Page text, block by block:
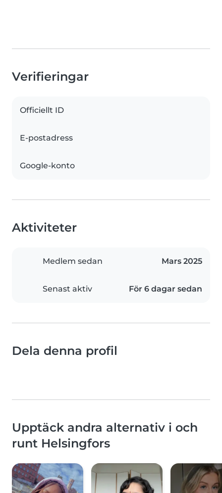
Verifieringar
Officiellt ID
E-postadress
Google-konto
Aktiviteter
Medlem sedan Mars 2025
Senast aktiv För 6 dagar sedan
Dela denna profil
Upptäck andra alternativ i och
runt Helsingfors